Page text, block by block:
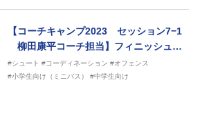
【コーチキャンプ2023 セッション7−1
柳田康平コーチ担当】フィニッシュの
原理原則
#シュート #コーディネーション #オフェンス
#小学生向け（ミニバス）
#中学生向け